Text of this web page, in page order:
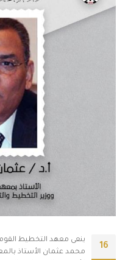
16
ينعى معهد التخطيط
محمد عثمان الأستاذ